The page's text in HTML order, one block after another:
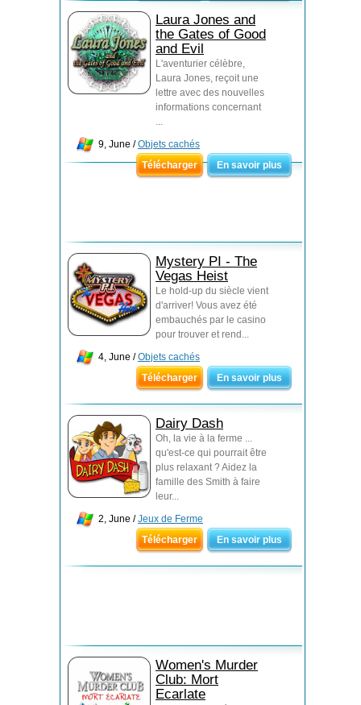
Laura Jones and
the Gates of Good
and Evil
L'aventurier célèbre,
Laura Jones, reçoit une
lettre avec des nouvelles
informations concernant
...
9, June /Objets cachés
Télécharger
En savoir plus
Mystery PI - The
Vegas Heist
Le hold-up du siècle vient
d'arriver! Vous avez été
embauchés par le casino
pour trouver et rend...
4, June /Objets cachés
Télécharger
En savoir plus
Dairy Dash
Oh, la vie à la ferme ...
qu'est-ce qui pourrait être
plus relaxant ? Aidez la
famille des Smith à faire
leur...
2, June /Jeux de Ferme
Télécharger
En savoir plus
Women's Murder
Club: Mort
Ecarlate